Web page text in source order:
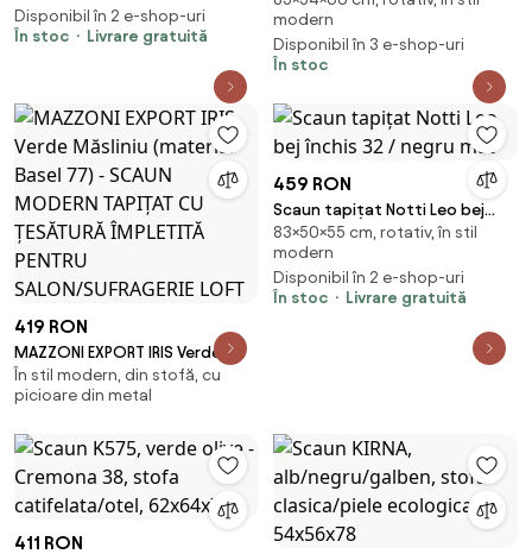
Disponibil în 2 e-shop-uri
În stoc
Livrare gratuită
cm
modern
Disponibil în 3 e-shop-uri
În stoc
419 RON
MAZZONI EXPORT IRIS Verde
Măsliniu (material Basel 77) -
SCAUN MODERN TAPIȚAT CU
SALON/SUFRAGERIE LOFT
În stil modern, din stofă, cu
picioare din metal
459 RON
Scaun tapițat Notti Leo bej
închis 32 / negru mat
83×50×55 cm, rotativ, în stil
modern
Disponibil în 2 e-shop-uri
În stoc
Livrare gratuită
411 RON